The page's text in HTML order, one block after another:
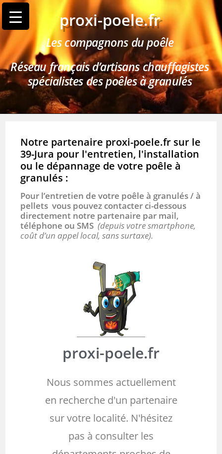
proxi-poele.fr
Les compagnons du poêle
Réseau français d’artisans chauffagistes
spécialistes des poêles à granulés
Notre partenaire proxi-poele.fr sur le
39-Jura pour l'entretien, l'installation
ou le dépannage de votre poêle à
granulés :
Pour l’entretien de votre poêle à granulés / à
pellets vous pouvez contacter ci-dessous
directement notre partenaire par mail,
téléphone ou SMS(depuis votre smartphone,
coût d’un appel local, sans surtaxe).
proxi-poele.fr
Nous sommes actuellement
en recherche d'un partenaire
sur votre localité. N'hésitez
pas à consulter les